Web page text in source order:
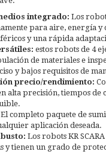
integrado: Los
para aire, energía
y una rápida
estos robots de 4
de materiales e
y bajos requisitos de
precio/rendimiento:
alta precisión, tiempos
El completo paquete de
aplicación deseada.
Los robots KR
y tienen un grado de